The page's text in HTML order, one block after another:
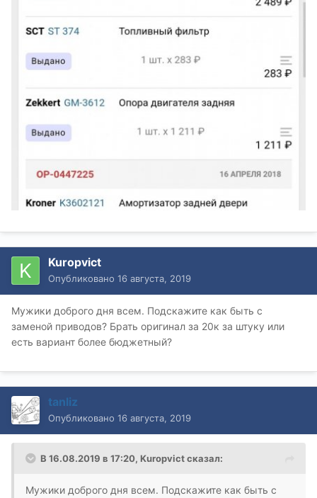
Kuropvict
Опубликовано 16 августа, 2019
Мужики доброго дня всем. Подскажите как быть с
заменой приводов? Брать оригинал за 20к за штуку или
есть вариант более бюджетный?
tanliz
Опубликовано 16 августа, 2019
В 16.08.2019 в 17:20, Kuropvictсказал:
Мужики доброго дня всем. Подскажите как быть с